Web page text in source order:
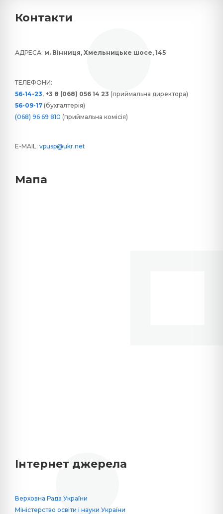
Контакти
АДРЕСА: м. Вінниця, Хмельницьке шосе, 145
ТЕЛЕФОНИ:
56-14-23, +3 8 (068) 056 14 23 (приймальна директора)
56-09-17 (бухгалтерія)
(068) 96 69 810 (приймальна комісія)
E-MAIL: vpusp@ukr.net
Мапа
Інтернет джерела
Верховна Рада України
Міністерство освіти і науки України